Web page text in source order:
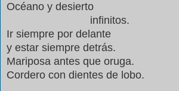
Océano y desierto
infinitos.
Ir siempre por delante
y estar siempre detrás.
Mariposa antes que oruga.
Cordero con dientes de lobo.